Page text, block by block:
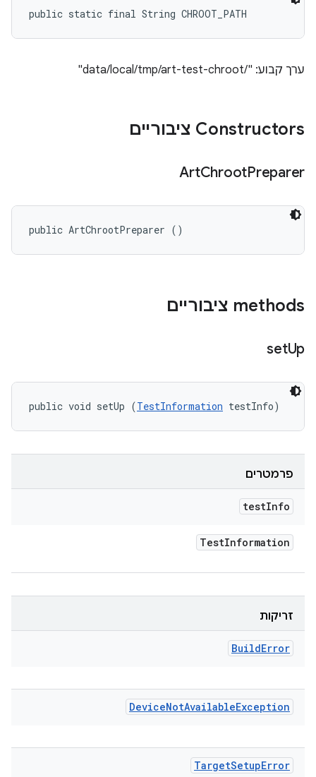
public static final String CHROOT_PATH
ערך קבוע: "/data/local/tmp/art-test-chroot"
Constructors ציבוריים
ArtChrootPreparer
public ArtChrootPreparer ()
‫methods ציבוריים
setUp
public void setUp (TestInformation testInfo)
פרמטרים
testInfo
TestInformation
זריקות
BuildError
DeviceNotAvailableException
TargetSetupError